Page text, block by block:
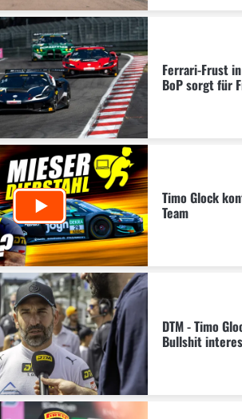
Ferrari-Frust
BoP sorgt für
Timo Glock
Team
DTM - Timo
Bullshit